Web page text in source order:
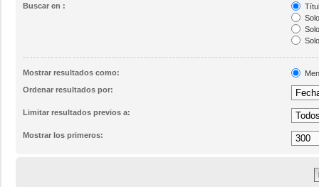
Buscar en :
Mostrar resultados como:
Ordenar resultados por:
Limitar resultados previos a:
Mostrar los primeros: